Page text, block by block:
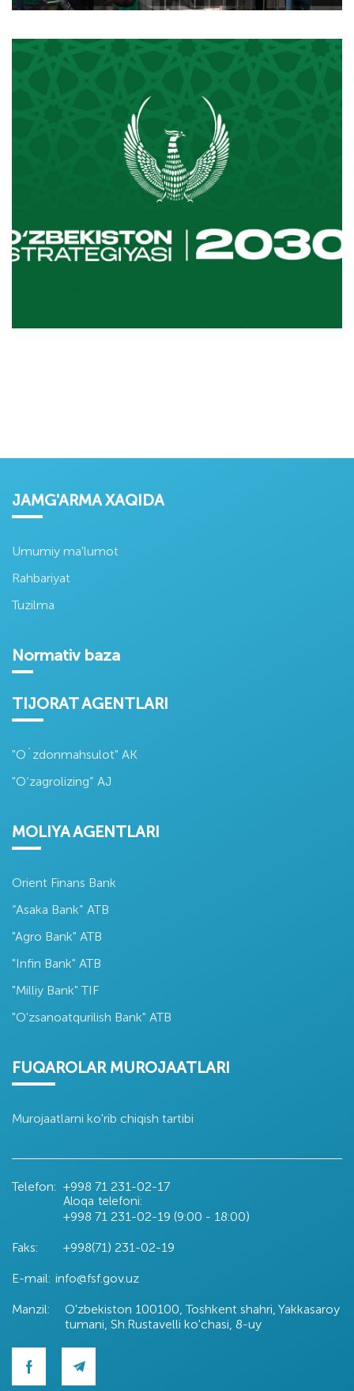
JAMG'ARMA XAQIDA
Umumiy ma'lumot
Rahbariyat
Tuzilma
Normativ baza
TIJORAT AGENTLARI
"O`zdonmahsulot" AK
"O‘zagrolizing” AJ
MOLIYA AGENTLARI
Orient Finans Bank
“Asaka Bank” ATB
"Agro Bank" ATB
"Infin Bank" ATB
"Milliy Bank" TIF
"O'zsanoatqurilish Bank" ATB
FUQAROLAR MUROJAATLARI
Murojaatlarni ko'rib chiqish tartibi
Telefon: +998 71 231-02-17
Aloqa telefoni:
+998 71 231-02-19 (9:00 - 18:00)
Faks: +998(71) 231-02-19
E-mail: info@fsf.gov.uz
Manzil:
O'zbekiston 100100, Toshkent shahri, Yakkasaroy
tumani, Sh.Rustavelli ko'chasi, 8-uy